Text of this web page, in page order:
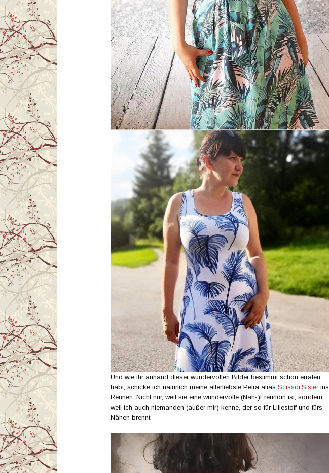
Und wie ihr anhand dieser wundervollen Bilder bestimmt schon erraten
habt, schicke ich natürlich meine allerliebste Petra alias Scissor.Sister ins
Rennen. Nicht nur, weil sie eine wundervolle (Näh-)Freundin ist, sondern
weil ich auch niemanden (außer mir) kenne, der so für Lillestoff und fürs
Nähen brennt.